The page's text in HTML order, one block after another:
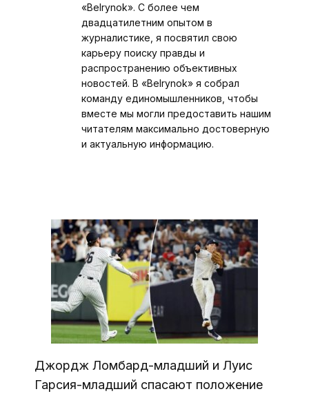
«Belrynok». С более чем
двадцатилетним опытом в
журналистике, я посвятил свою
карьеру поиску правды и
распространению объективных
новостей. В «Belrynok» я собрал
команду единомышленников, чтобы
вместе мы могли предоставить нашим
читателям максимально достоверную
и актуальную информацию.
Джордж Ломбард-младший и Луис
Гарсия-младший спасают положение